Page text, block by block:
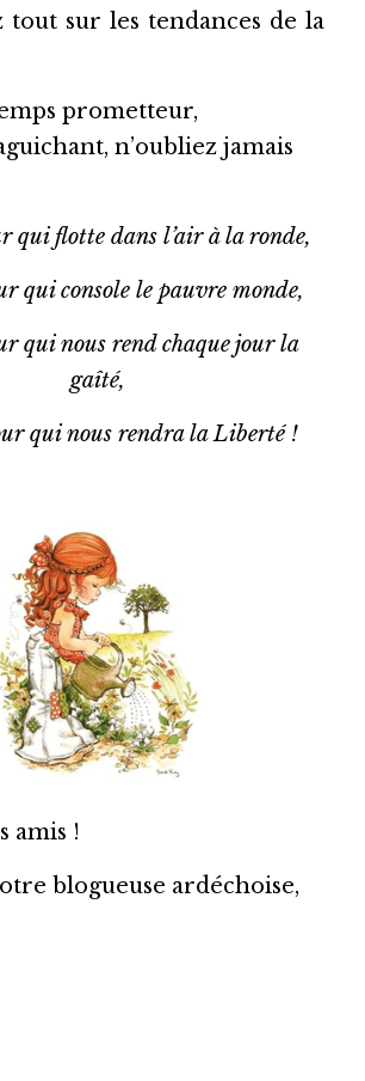
tout sur les tendances de la
prometteur,
n’oubliez jamais
qui flotte dans l’air à la ronde,
qui console le pauvre monde,
qui nous rend chaque jour la
gaîté,
qui nous rendra la Liberté !
amis !
blogueuse ardéchoise,